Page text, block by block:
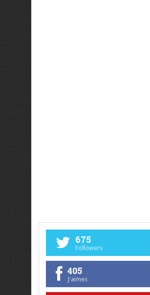
675
Followers
405
J'aimes